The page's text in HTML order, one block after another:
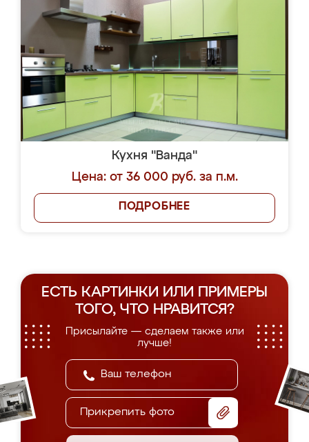
Кухня "Ванда"
Цена: от 36 000 руб. за п.м.
ПОДРОБНЕЕ
ЕСТЬ КАРТИНКИ ИЛИ ПРИМЕРЫ
ТОГО, ЧТО НРАВИТСЯ?
Присылайте — сделаем также или
лучше!
Прикрепить фото